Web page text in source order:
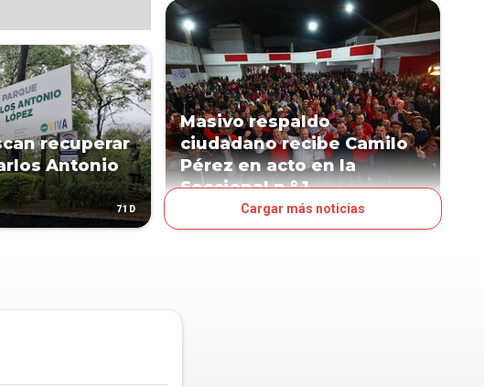
recuperar
Antonio
71D
Masivo respaldo
ciudadano recibe Camilo
Pérez en acto en la
Seccional n.° 1
Cargar más noticias